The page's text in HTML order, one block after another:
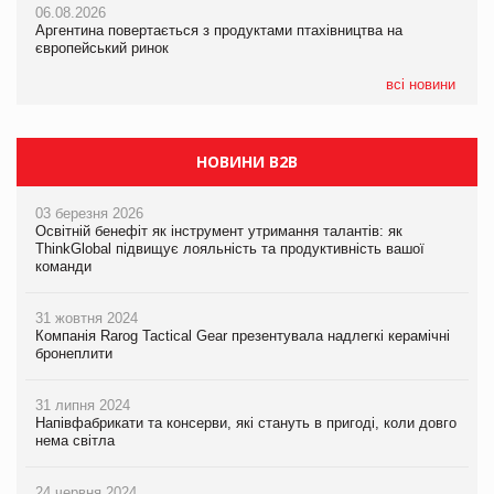
06.08.2026
Аргентина повертається з продуктами птахівництва на
європейський ринок
всі новини
06.08.2026
Аргентина повертається з продуктами птахівництва на
європейський ринок
06.08.2026
Аргентина повертається з продуктами птахівництва на
європейський ринок
НОВИНИ B2B
03 березня 2026
Освітній бенефіт як інструмент утримання талантів: як
ThinkGlobal підвищує лояльність та продуктивність вашої
команди
31 жовтня 2024
Компанія Rarog Tactical Gear презентувала надлегкі керамічні
бронеплити
31 липня 2024
Напівфабрикати та консерви, які стануть в пригоді, коли довго
нема світла